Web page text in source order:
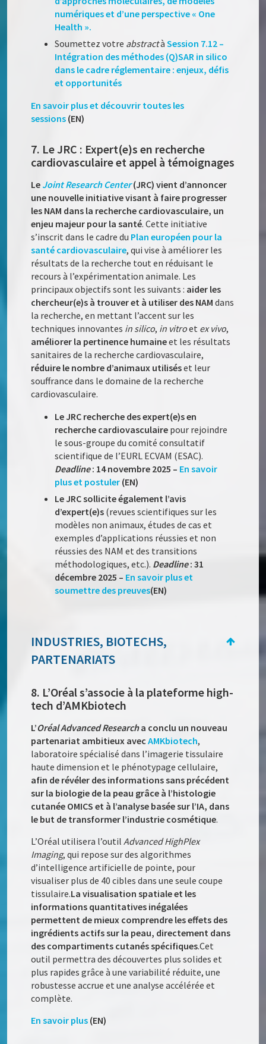
numériques et d’une perspective « One
Health ».
Soumettez votre abstractàSession 7.12 –
Intégration des méthodes (Q)SAR in silico
dans le cadre réglementaire : enjeux, défis
et opportunités
En savoir plus et découvrir toutes les
sessions (EN)
7. Le JRC : Expert(e)s en recherche
cardiovasculaire et appel à témoignages
Le Joint Research Center(JRC) vient d’annoncer
une nouvelle initiative visant à faire progresser
les NAM dans la recherche cardiovasculaire, un
enjeu majeur pour la santé. Cette initiative
s’inscrit dans le cadre du Plan européen pour la
santé cardiovasculaire, qui vise à améliorer les
résultats de la recherche tout en réduisant le
recours à l’expérimentation animale. Les
principaux objectifs sont les suivants : aider les
chercheur(e)s à trouver et à utiliser des NAM dans
la recherche, en mettant l’accent sur les
techniques innovantes in silico, in vitroet ex vivo,
améliorer la pertinence humaineet les résultats
sanitaires de la recherche cardiovasculaire,
réduire le nombre d’animaux utiliséset leur
souffrance dans le domaine de la recherche
cardiovasculaire.
Le JRC recherche des expert(e)s en
recherche cardiovasculaire pour rejoindre
le sous-groupe du comité consultatif
scientifique de l’EURL ECVAM (ESAC).
Deadline: 14 novembre 2025 – En savoir
plus et postuler (EN)
Le JRC sollicite également l’avis
d’expert(e)s (revues scientifiques sur les
modèles non animaux, études de cas et
exemples d’applications réussies et non
réussies des NAM et des transitions
méthodologiques, etc.). Deadline: 31
décembre 2025 – En savoir plus et
soumettre des preuves(EN)
INDUSTRIES, BIOTECHS,
PARTENARIATS
8. L’Oréal s’associe à la plateforme high-
tech d’AMKbiotech
L’Oréal Advanced Researcha conclu un nouveau
partenariat ambitieux avecAMKbiotech,
laboratoire spécialisé dans l’imagerie tissulaire
haute dimension et le phénotypage cellulaire,
afin de révéler des informations sans précédent
sur la biologie de la peau grâce à l’histologie
cutanée OMICS et à l’analyse basée sur l’IA, dans
le but de transformer l’industrie cosmétique.
L’Oréal utilisera l’outilAdvanced HighPlex
Imaging, qui repose sur des algorithmes
d’intelligence artificielle de pointe, pour
visualiser plus de 40 cibles dans une seule coupe
tissulaire.La visualisation spatiale et les
informations quantitatives inégalées
permettent de mieux comprendre les effets des
ingrédients actifs sur la peau, directement dans
des compartiments cutanés spécifiques.Cet
outil permettra des découvertes plus solides et
plus rapides grâce à une variabilité réduite, une
robustesse accrue et une analyse accélérée et
complète.
En savoir plus (EN)